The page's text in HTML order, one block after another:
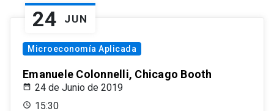
24 JUN
Microeconomía Aplicada
Emanuele Colonnelli, Chicago Booth
24 de Junio de 2019
15:30